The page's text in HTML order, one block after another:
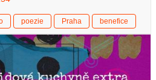
poezie Praha benefice